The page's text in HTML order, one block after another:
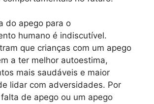
do apego para o
humano é indiscutível.
que crianças com um apego
a ter melhor autoestima,
mais saudáveis e maior
lidar com adversidades. Por
de apego ou um apego